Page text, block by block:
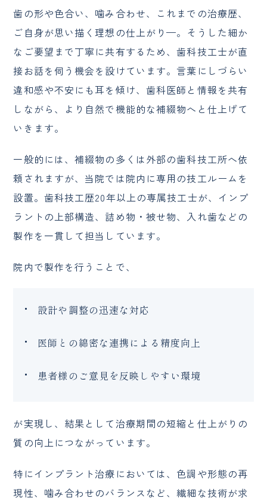
歯の形や色合い、噛み合わせ、これまでの治療歴、
ご自身が思い描く理想の仕上がり—。そうした細か
なご要望まで丁寧に共有するため、歯科技工士が直
接お話を伺う機会を設けています。言葉にしづらい
違和感や不安にも耳を傾け、歯科医師と情報を共有
しながら、より自然で機能的な補綴物へと仕上げて
いきます。
一般的には、補綴物の多くは外部の歯科技工所へ依
頼されますが、当院では院内に専用の技工ルームを
設置。歯科技工歴20年以上の専属技工士が、インプ
ラントの上部構造、詰め物・被せ物、入れ歯などの
製作を一貫して担当しています。
院内で製作を行うことで、
設計や調整の迅速な対応
医師との綿密な連携による精度向上
患者様のご意見を反映しやすい環境
が実現し、結果として治療期間の短縮と仕上がりの
質の向上につながっています。
特にインプラント治療においては、色調や形態の再
現性、噛み合わせのバランスなど、繊細な技術が求